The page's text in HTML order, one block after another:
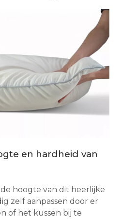
en hardheid van
hoogte van dit heerlijke
zelf aanpassen door er
of het kussen bij te